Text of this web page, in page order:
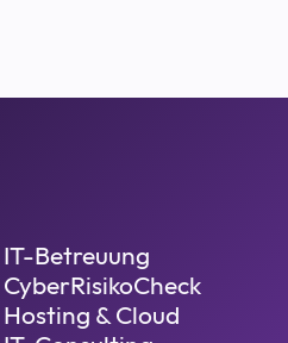
IT-Betreuung
CyberRisikoCheck
Hosting & Cloud